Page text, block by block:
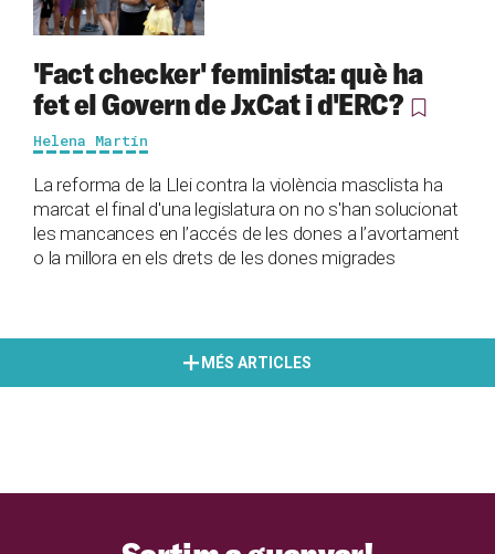
'Fact checker' feminista: què ha
fet el Govern de JxCat i d'ERC?
Helena Martín
La reforma de la Llei contra la violència masclista ha
marcat el final d'una legislatura on no s'han solucionat
les mancances en l’accés de les dones a l’avortament
o la millora en els drets de les dones migrades
MÉS ARTICLES